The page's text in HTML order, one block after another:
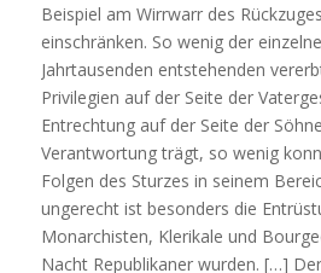
Beispiel am Wirrwarr des
einschränken. So wenig der
Jahrtausenden entstehenden
Privilegien auf der Seite der
Entrechtung auf der Seite der
Verantwortung trägt, so wenig
Folgen des Sturzes in seinem
ungerecht ist besonders die
Monarchisten, Klerikale und
Nacht Republikaner wurden. […]